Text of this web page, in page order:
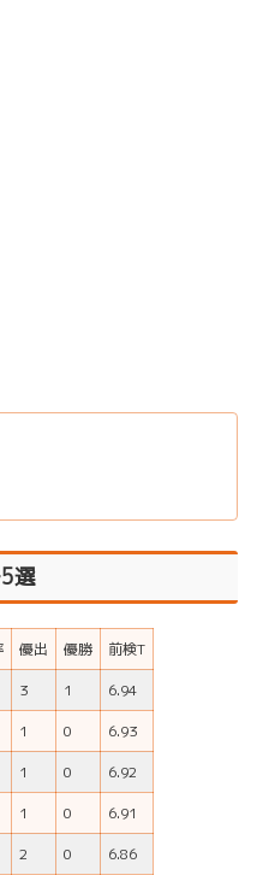
選
優出 優勝
前検T
3 1
6.94
1 0
6.93
1 0
6.92
1 0
6.91
2 0 6.86